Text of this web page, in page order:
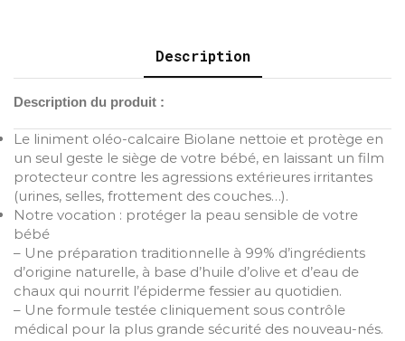
Description
Description du produit :
Le liniment oléo-calcaire Biolane nettoie et protège en
un seul geste le siège de votre bébé, en laissant un film
protecteur contre les agressions extérieures irritantes
(urines, selles, frottement des couches…).
Notre vocation : protéger la peau sensible de votre
bébé
– Une préparation traditionnelle à 99% d’ingrédients
d’origine naturelle, à base d’huile d’olive et d’eau de
chaux qui nourrit l’épiderme fessier au quotidien.
– Une formule testée cliniquement sous contrôle
médical pour la plus grande sécurité des nouveau-nés.